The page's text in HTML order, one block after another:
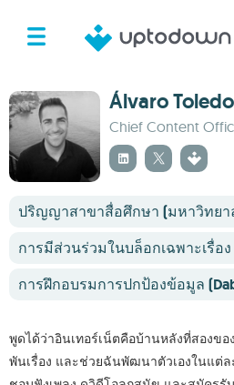
Álvaro Toledo
Chief Content
ปริญญาสาขาสื่อศึกษา (มหาวิทยา
การมีส่วนร่วมในบล็อกเฉพาะเรื่อ
การฝึกอบรมการปกป้องข้อมูล
พูดได้ว่าอินเทอร์เน็ตคือบ้านหลังที่สองข
พันเรื่อง และช่วยฉันพัฒนาตัวเองในแต่